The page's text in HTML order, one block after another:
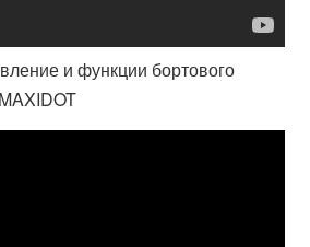
и функции бортового